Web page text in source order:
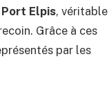
Elpis, véritable
Grâce à ces
par les